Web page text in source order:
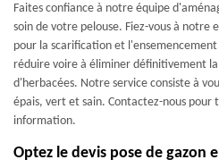
Faites confiance à notre équipe
soin de votre pelouse. Fiez-vous à notre
pour la scarification et
réduire voire à éliminer définitivement
d'herbacées. Notre service consiste à
épais, vert et sain. Contactez-nous
information.
Optez le devis pose de gazon